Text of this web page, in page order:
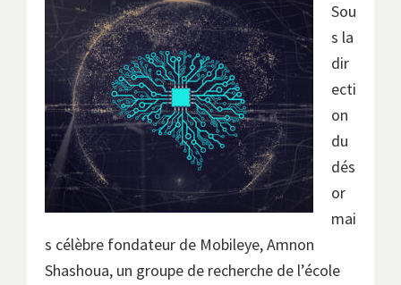
Sou
s la
dir
ecti
on
du
dés
or
mai
s célèbre fondateur de Mobileye, Amnon
Shashoua, un groupe de recherche de l’école